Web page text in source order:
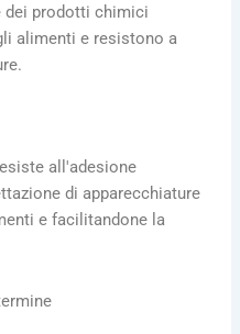
dei prodotti chimici
alimenti e resistono a
all'adesione
di apparecchiature
e facilitandone la